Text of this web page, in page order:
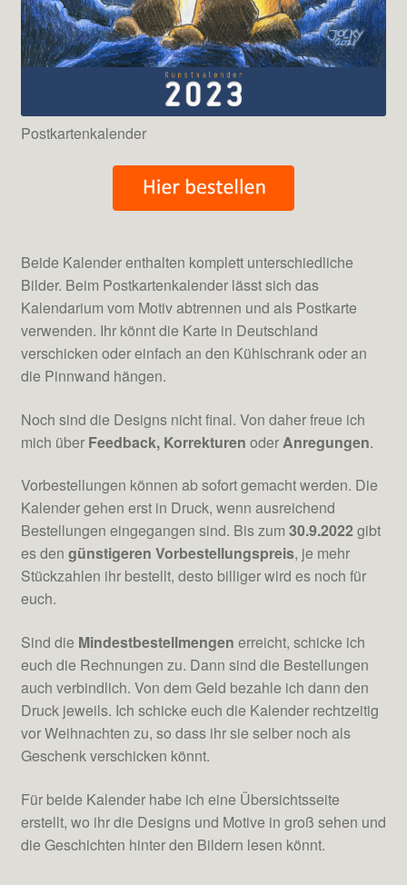
Postkartenkalender
Beide Kalender enthalten komplett unterschiedliche
Bilder. Beim Postkartenkalender lässt sich das
Kalendarium vom Motiv abtrennen und als Postkarte
verwenden. Ihr könnt die Karte in Deutschland
verschicken oder einfach an den Kühlschrank oder an
die Pinnwand hängen.
Noch sind die Designs nicht final. Von daher freue ich
mich über Feedback, Korrekturen oderAnregungen.
Vorbestellungen können ab sofort gemacht werden. Die
Kalender gehen erst in Druck, wenn ausreichend
Bestellungen eingegangen sind. Bis zum 30.9.2022 gibt
es den günstigeren Vorbestellungspreis, je mehr
Stückzahlen ihr bestellt, desto billiger wird es noch für
euch.
Sind die Mindestbestellmengen erreicht, schicke ich
euch die Rechnungen zu. Dann sind die Bestellungen
auch verbindlich. Von dem Geld bezahle ich dann den
Druck jeweils. Ich schicke euch die Kalender rechtzeitig
vor Weihnachten zu, so dass ihr sie selber noch als
Geschenk verschicken könnt.
Für beide Kalender habe ich eine Übersichtsseite
erstellt, wo ihr die Designs und Motive in groß sehen und
die Geschichten hinter den Bildern lesen könnt.